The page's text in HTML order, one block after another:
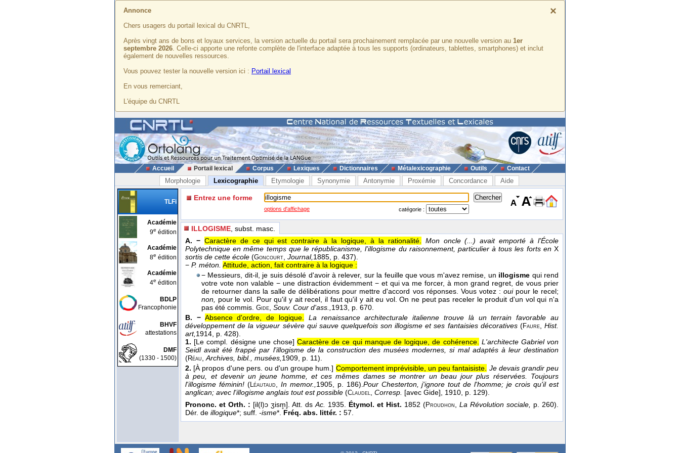
×
Annonce
Chers usagers du portail lexical du CNRTL,
Après vingt ans de bons et loyaux services, la version actuelle du portail sera prochainement remplacée par une nouvelle version au 1er
septembre 2026. Celle-ci apporte une refonte complète de l'interface adaptée à tous les supports (ordinateurs, tablettes, smartphones) et inclut
également de nouvelles ressources.
Vous pouvez tester la nouvelle version ici : Portail lexical
En vous remerciant,
L'équipe du CNRTL
Accueil Portail lexical Corpus Lexiques Dictionnaires Métalexicographie Outils Contact
Morphologie Lexicographie Etymologie Synonymie Antonymie Proxémie Concordance Aide
TLFi
Académie
9e édition
Académie
8e édition
Académie
4e édition
BDLP
Francophonie
BHVF
attestations
DMF
(1330 - 1500)
Entrez une forme
options d'affichage catégorie :
ILLOGISME , subst. masc.
A. − Caractère de ce qui est contraire à la logique, à la rationalité. Mon oncle (...) avait emporté à l'École
Polytechnique en même temps que le républicanisme, l'illogisme du raisonnement, particulier à tous les forts en X
sortis de cette école (Goncourt, Journal,1885, p. 437).
− P. méton. Attitude, action, fait contraire à la logique :
− Messieurs, dit-il, je suis désolé d'avoir à relever, sur la feuille que vous m'avez remise, un illogisme qui rend
votre vote non valable − une distraction évidemment − et qui va me forcer, à mon grand regret, de vous prier
de retourner dans la salle de délibérations pour mettre d'accord vos réponses. Vous votez : oui pour le recel;
non, pour le vol. Pour qu'il y ait recel, il faut qu'il y ait eu vol. On ne peut pas receler le produit d'un vol qui n'a
pas été commis. Gide, Souv. Cour d'ass.,1913, p. 670.
B. − Absence d'ordre, de logique.
La renaissance architecturale italienne trouve là un terrain favorable au
développement de la vigueur sévère qui sauve quelquefois son illogisme et ses fantaisies décoratives (Faure,Hist.
art,1914, p. 428).
1. [Le compl. désigne une chose] Caractère de ce qui manque de logique, de cohérence. L'architecte Gabriel von
Seidl avait été frappé par l'illogisme de la construction des musées modernes, si mal adaptés à leur destination
(Réau,Archives, bibl., musées,1909, p. 11).
2. [À propos d'une pers. ou d'un groupe hum.] Comportement imprévisible, un peu fantaisiste. Je devais grandir peu
à peu, et devenir un jeune homme, et ces mêmes dames se montrer un beau jour plus réservées. Toujours
l'illogisme féminin! (Léautaud, In memor.,1905, p. 186).Pour Chesterton, j'ignore tout de l'homme; je crois qu'il est
anglican; avec l'illogisme anglais tout est possible (Claudel, Corresp. [avec Gide], 1910, p. 129).
Prononc. et Orth. : [il(l)ɔ ʒism̥]. Att. dsAc. 1935. Étymol. et Hist. 1852 (Proudhon, La Révolution sociale, p. 260).
Dér. de illogique*; suff. -isme*. Fréq. abs. littér. : 57.